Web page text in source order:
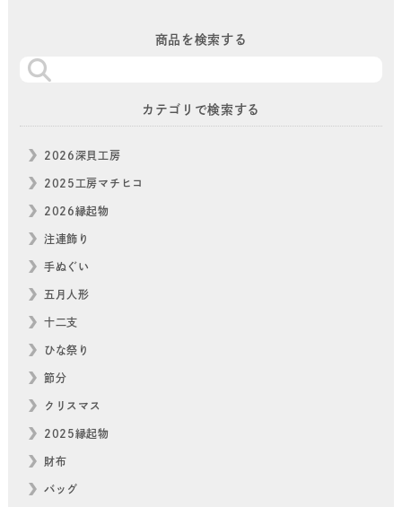
商品を検索する
カテゴリで検索する
2026深貝工房
2025工房マチヒコ
2026縁起物
注連飾り
手ぬぐい
五月人形
十二支
ひな祭り
節分
クリスマス
2025縁起物
財布
バッグ